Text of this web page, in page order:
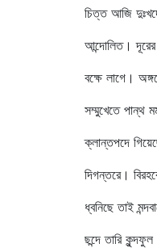
চিত্ত আজি
আন্দোলিত। দূরের
বক্ষে লাগে।
সম্মুখেতে পান্থ
ক্লান্তপদে গিয়েছে
দিগন্তরে।
ধ্বনিছে তাই
ছন্দে তারি কুন্দফুল